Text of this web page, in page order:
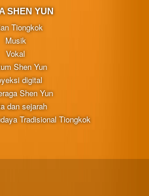
SHEN YUN
Tiongkok
Musik
Vokal
Shen Yun
digital
Shen Yun
dan sejarah
Tradisional Tiongkok